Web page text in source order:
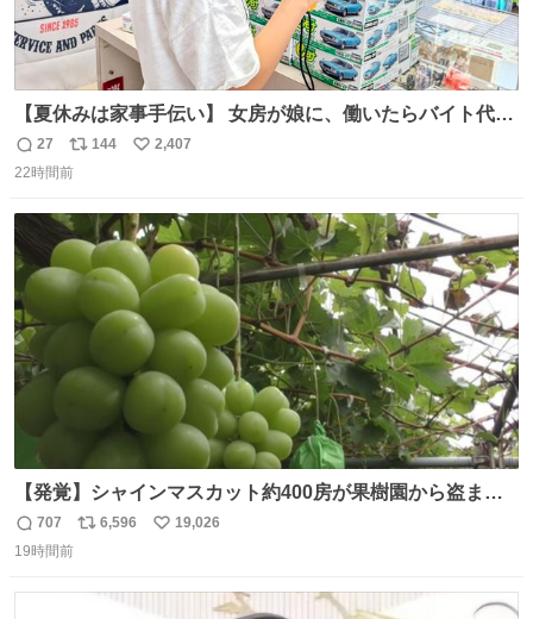
【夏休みは家事手伝い】 女房が娘に、働いたらバイト代も
らえば？と言ったら、娘は、いらない、と言って黙々と働
いてくれました。 あとでソフトクリーム買ってやろうと思
返
信
27
リ
ポ
ト
数
144
い
数
2,407
22時間前
【発覚】シャインマスカット約400房が果樹園から盗まれ
る 栃木・佐野市 news.livedoor.com/article/detail… 被害
に遭った果樹園には防犯カメラなどはなく、シャインマス
今年に入って同様の被害は確認されておらず、警察はパト
返
信
707
リ
6,596
い
19,026
19時間前